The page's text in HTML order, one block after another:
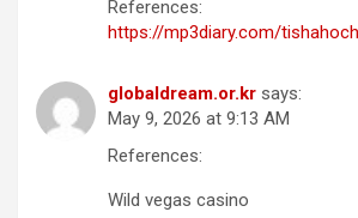
References:
https://mp3diary.com/
globaldream.or.kr says:
May 9, 2026 at 9:13 AM
References:
Wild vegas casino